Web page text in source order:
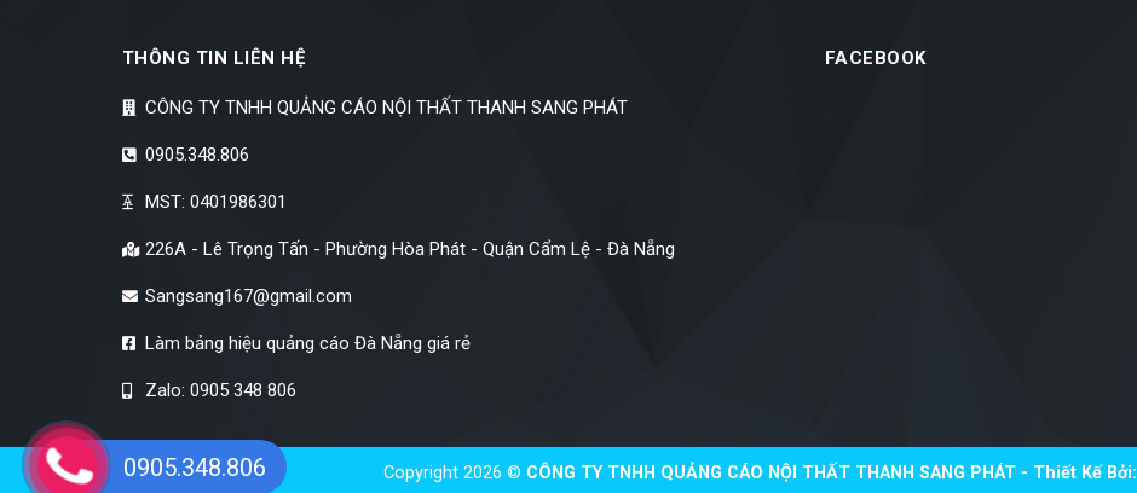
THÔNG TIN LIÊN HỆ
CÔNG TY TNHH QUẢNG CÁO NỘI THẤT THANH SANG PHÁT
0905.348.806
MST: 0401986301
226A - Lê Trọng Tấn - Phường Hòa Phát - Quận Cẩm Lệ - Đà Nẵng
Sangsang167@gmail.com
Làm bảng hiệu quảng cáo Đà Nẵng giá rẻ
Zalo: 0905 348 806
FACEBOOK
Copyright 2026 © CÔNG TY TNHH QUẢNG CÁO NỘI THẤT THANH SANG PHÁT - Thiết Kế Bởi:
0905.348.806